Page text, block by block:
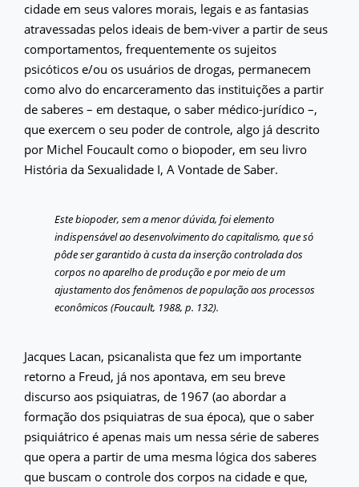
cidade em seus valores morais, legais e as fantasias
atravessadas pelos ideais de bem-viver a partir de seus
comportamentos, frequentemente os sujeitos
psicóticos e/ou os usuários de drogas, permanecem
como alvo do encarceramento das instituições a partir
de saberes – em destaque, o saber médico-jurídico –,
que exercem o seu poder de controle, algo já descrito
por Michel Foucault como o biopoder, em seu livro
História da Sexualidade I, A Vontade de Saber.
Este biopoder, sem a menor dúvida, foi elemento
indispensável ao desenvolvimento do capitalismo, que só
pôde ser garantido à custa da inserção controlada dos
corpos no aparelho de produção e por meio de um
ajustamento dos fenômenos de população aos processos
econômicos (Foucault, 1988, p. 132).
Jacques Lacan, psicanalista que fez um importante
retorno a Freud, já nos apontava, em seu breve
discurso aos psiquiatras, de 1967 (ao abordar a
formação dos psiquiatras de sua época), que o saber
psiquiátrico é apenas mais um nessa série de saberes
que opera a partir de uma mesma lógica dos saberes
que buscam o controle dos corpos na cidade e que,